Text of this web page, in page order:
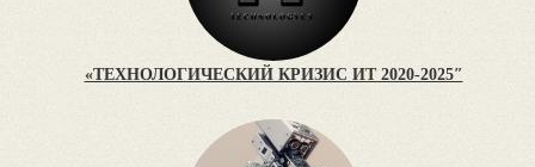
«ТЕХНОЛОГИЧЕСКИЙ КРИЗИС ИТ 2020-2025″